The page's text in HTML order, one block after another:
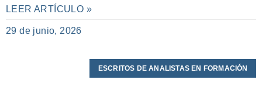
LEER ARTÍCULO »
29 de junio, 2026
ESCRITOS DE ANALISTAS EN FORMACIÓN